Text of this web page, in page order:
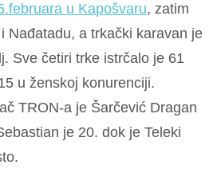
u Kapošvaru, zatim
i Nađatadu, a trkački karavan je
Sve četiri trke istrčalo je 61
u ženskoj konurenciji.
TRON-a je Šarčević Dragan
je 20. dok je Teleki